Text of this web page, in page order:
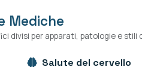
Mediche
divisi per apparati, patologie e stili
Salute del cervello